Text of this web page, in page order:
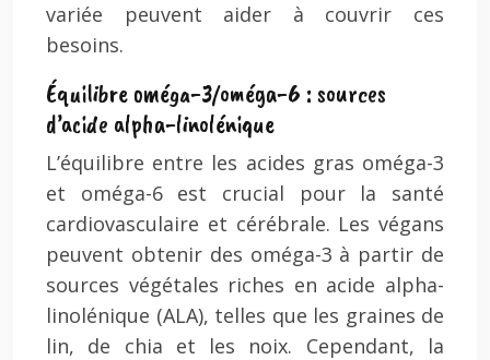
variée peuvent aider à couvrir ces
besoins.
Équilibre oméga-3/oméga-6 : sources
d’acide alpha-linolénique
L’équilibre entre les acides gras oméga-3
et oméga-6 est crucial pour la santé
cardiovasculaire et cérébrale. Les végans
peuvent obtenir des oméga-3 à partir de
sources végétales riches en acide alpha-
linolénique (ALA), telles que les graines de
lin, de chia et les noix. Cependant, la